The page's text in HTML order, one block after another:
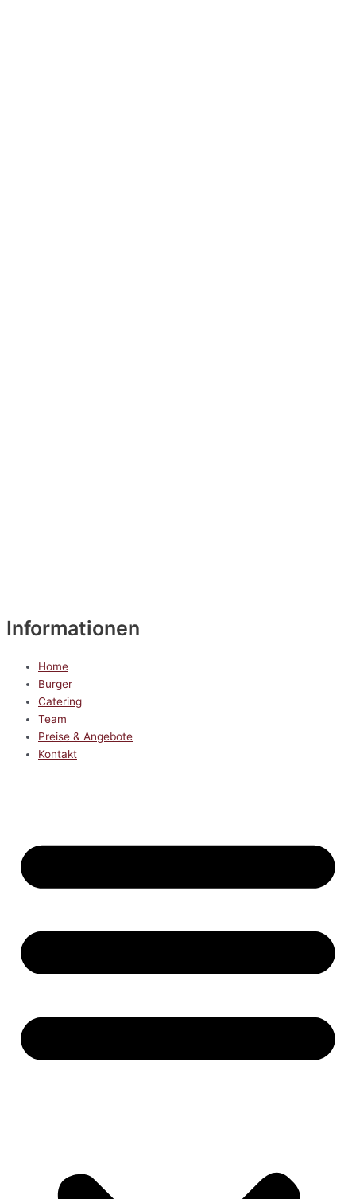
Informationen
Home
Burger
Catering
Team
Preise & Angebote
Kontakt